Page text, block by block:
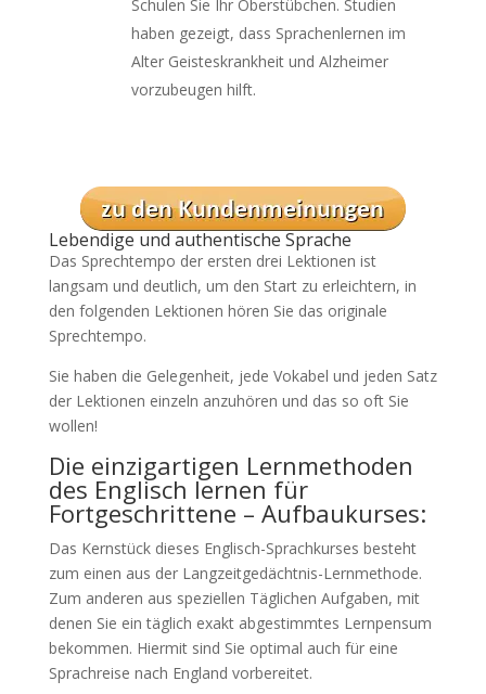
Schulen Sie Ihr Oberstübchen. Studien
haben gezeigt, dass Sprachenlernen im
Alter Geisteskrankheit und Alzheimer
vorzubeugen hilft.
Lebendige und authentische Sprache
Das Sprechtempo der ersten drei Lektionen ist
langsam und deutlich, um den Start zu erleichtern, in
den folgenden Lektionen hören Sie das originale
Sprechtempo.
Sie haben die Gelegenheit, jede Vokabel und jeden Satz
der Lektionen einzeln anzuhören und das so oft Sie
wollen!
Die einzigartigen Lernmethoden
des Englisch lernen für
Fortgeschrittene – Aufbaukurses:
Das Kernstück dieses Englisch-Sprachkurses besteht
zum einen aus der Langzeitgedächtnis-Lernmethode.
Zum anderen aus speziellen Täglichen Aufgaben, mit
denen Sie ein täglich exakt abgestimmtes Lernpensum
bekommen. Hiermit sind Sie optimal auch für eine
Sprachreise nach England vorbereitet.